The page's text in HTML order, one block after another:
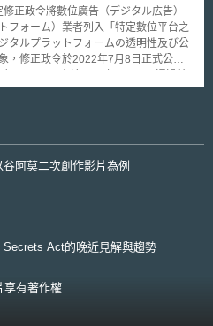
）
TruePrint不僅僅可以辨識人類皮膚表
獨一無二的技術不論在任何時間或任何
前AuthenTec的客戶包含宏碁、華碩、
網站上所秀出的智慧型觸控面板手
政令將數位廣告（デジタル広告）
フォーム）業者列入「特定數位平台之
タルプラットフォームの透明性及び公
，修正政令於2022年7月8日正式公
（以下簡稱本法），要求特定數位平台
民經濟健全發展。隨著數位平台重要度
影響力亦逐漸擴大，甚至將對媒體事業
営と改革の基本方針2021）與「成長
將數位廣告的大型數位平台業者列入本
日本國內營業額在500億日圓以上的廣
者隱私保護。
阿莫二次創作影片為例
Act的晚近見解與趨勢
享有著作權